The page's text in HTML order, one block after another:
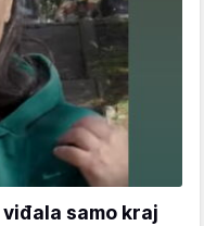
samo kraj